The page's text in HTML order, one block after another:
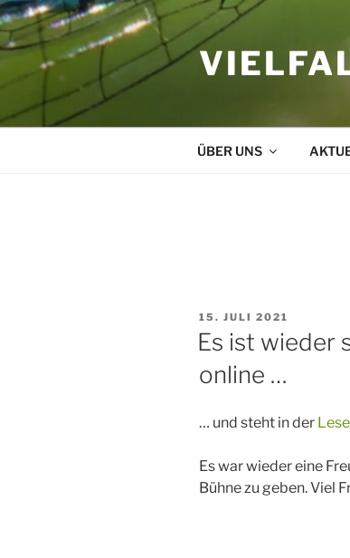
Zum
Inhalt
springen
ÜBER UNS
VERÖFFENTLICHT
AM
15. JULI 2021
Es ist wieder
online …
… und steht in der
Es war wieder eine
Bühne zu geben. Viel